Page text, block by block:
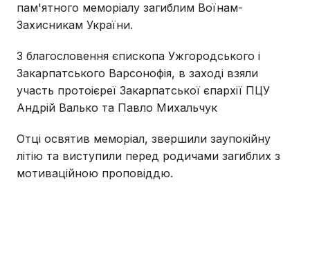
пам'ятного меморіалу загиблим Воїнам-
Захисникам України.
З благословення єпископа Ужгородського і
Закарпатського Варсонофія, в заході взяли
участь протоієреї Закарпатської єпархії ПЦУ
Андрій Валько та Павло Михальчук
Отці освятив меморіал, звершили заупокійну
літію та виступили перед родичами загиблих з
мотиваційною проповіддю.